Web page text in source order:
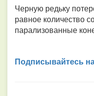
Черную редьку
равное количество
парализованные
Подписывайтесь